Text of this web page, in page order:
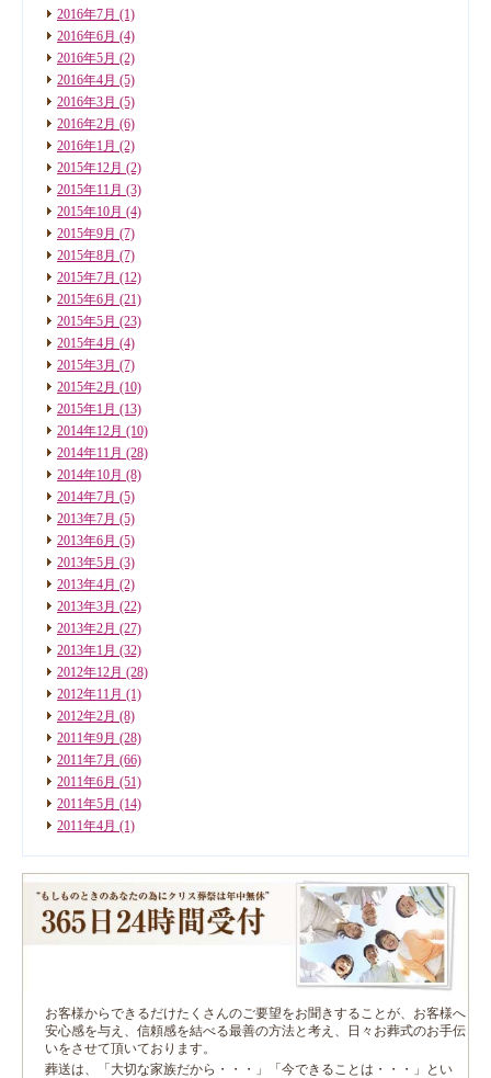
2016年7月 (1)
2016年6月 (4)
2016年5月 (2)
2016年4月 (5)
2016年3月 (5)
2016年2月 (6)
2016年1月 (2)
2015年12月 (2)
2015年11月 (3)
2015年10月 (4)
2015年9月 (7)
2015年8月 (7)
2015年7月 (12)
2015年6月 (21)
2015年5月 (23)
2015年4月 (4)
2015年3月 (7)
2015年2月 (10)
2015年1月 (13)
2014年12月 (10)
2014年11月 (28)
2014年10月 (8)
2014年7月 (5)
2013年7月 (5)
2013年6月 (5)
2013年5月 (3)
2013年4月 (2)
2013年3月 (22)
2013年2月 (27)
2013年1月 (32)
2012年12月 (28)
2012年11月 (1)
2012年2月 (8)
2011年9月 (28)
2011年7月 (66)
2011年6月 (51)
2011年5月 (14)
2011年4月 (1)
お客様からできるだけたくさんのご要望をお聞きすることが、お客様へ
安心感を与え、信頼感を結べる最善の方法と考え、日々お葬式のお手伝
いをさせて頂いております。
葬送は、「大切な家族だから・・・」「今できることは・・・」とい